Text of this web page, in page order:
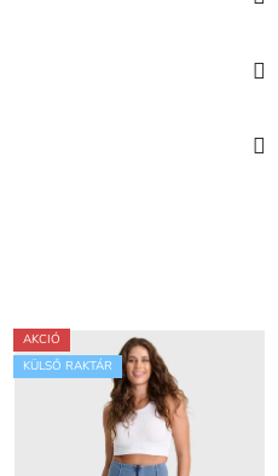
AKCIÓ
KÜLSŐ RAKTÁR